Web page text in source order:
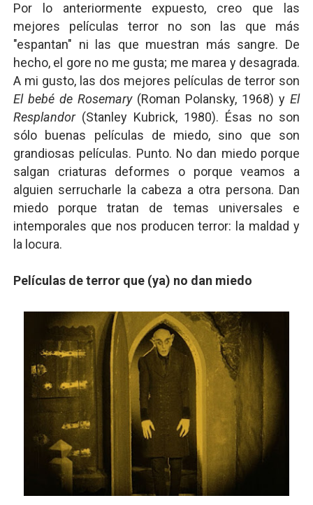
Por lo anteriormente expuesto, creo que las
mejores películas terror no son las que más
"espantan" ni las que muestran más sangre. De
hecho, el gore no me gusta; me marea y desagrada.
A mi gusto, las dos mejores películas de terror son
El bebé de Rosemary (Roman Polansky, 1968) yEl
Resplandor (Stanley Kubrick, 1980). Ésas no son
sólo buenas películas de miedo, sino que son
grandiosas películas. Punto. No dan miedo porque
salgan criaturas deformes o porque veamos a
alguien serrucharle la cabeza a otra persona. Dan
miedo porque tratan de temas universales e
intemporales que nos producen terror: la maldad y
la locura.
Películas de terror que (ya) no dan miedo